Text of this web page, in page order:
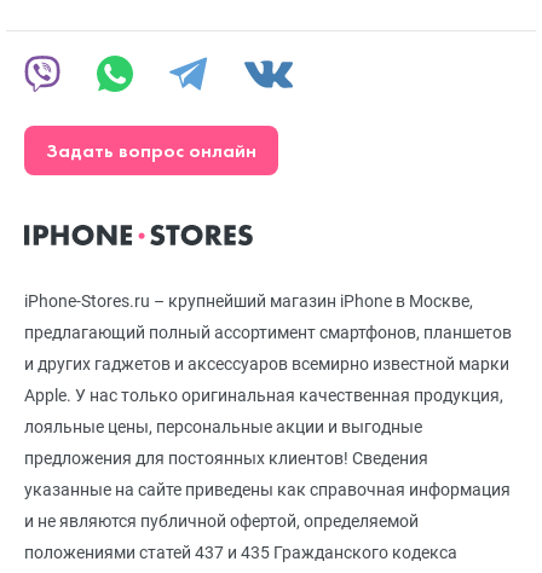
iPhone-Stores.ru – крупнейший магазин iPhone в Москве,
предлагающий полный ассортимент смартфонов, планшетов
и других гаджетов и аксессуаров всемирно известной марки
Apple. У нас только оригинальная качественная продукция,
лояльные цены, персональные акции и выгодные
предложения для постоянных клиентов! Сведения
указанные на сайте приведены как справочная информация
и не являются публичной офертой, определяемой
положениями статей 437 и 435 Гражданского кодекса
Задать вопрос онлайн